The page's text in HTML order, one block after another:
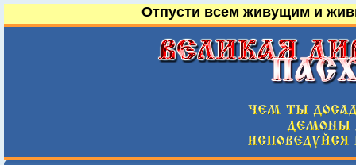
Отпусти всем живущим и